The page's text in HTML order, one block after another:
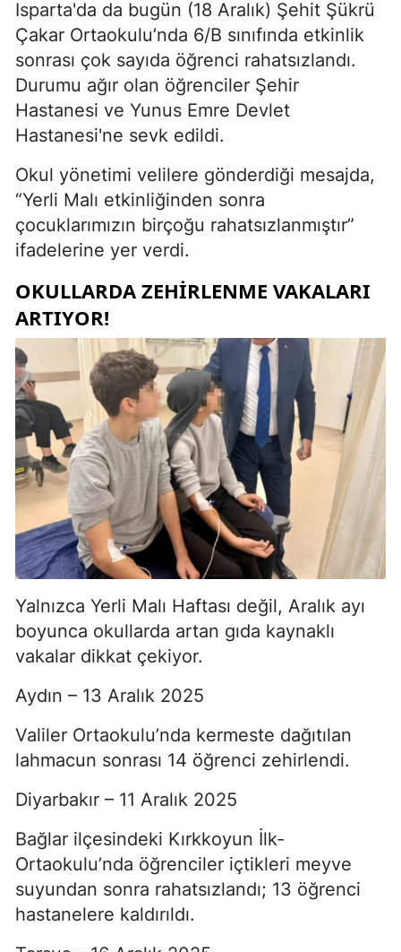
Isparta'da da bugün (18 Aralık) Şehit Şükrü
Çakar Ortaokulu’nda 6/B sınıfında etkinlik
sonrası çok sayıda öğrenci rahatsızlandı.
Durumu ağır olan öğrenciler Şehir
Hastanesi ve Yunus Emre Devlet
Hastanesi'ne sevk edildi.
Okul yönetimi velilere gönderdiği mesajda,
“Yerli Malı etkinliğinden sonra
çocuklarımızın birçoğu rahatsızlanmıştır”
ifadelerine yer verdi.
OKULLARDA ZEHIRLENME VAKALARI
ARTIYOR!
Yalnızca Yerli Malı Haftası değil, Aralık ayı
boyunca okullarda artan gıda kaynaklı
vakalar dikkat çekiyor.
Aydın – 13 Aralık 2025
Valiler Ortaokulu’nda kermeste dağıtılan
lahmacun sonrası 14 öğrenci zehirlendi.
Diyarbakır – 11 Aralık 2025
Bağlar ilçesindeki Kırkkoyun İlk-
Ortaokulu’nda öğrenciler içtikleri meyve
suyundan sonra rahatsızlandı; 13 öğrenci
hastanelere kaldırıldı.